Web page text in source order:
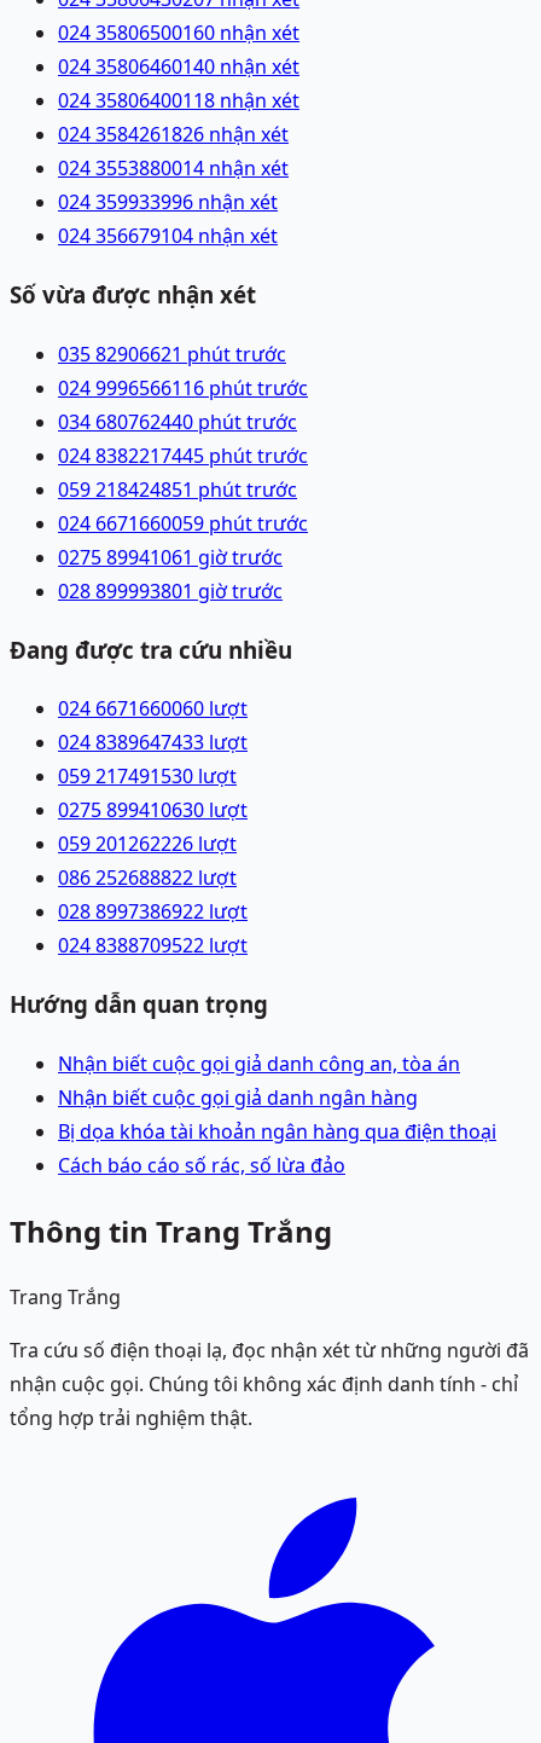
024 35806500160 nhận xét
024 35806460140 nhận xét
024 35806400118 nhận xét
024 3584261826 nhận xét
024 3553880014 nhận xét
024 359933996 nhận xét
024 356679104 nhận xét
Số vừa được nhận xét
035 82906621 phút trước
024 9996566116 phút trước
034 680762440 phút trước
024 8382217445 phút trước
059 218424851 phút trước
024 6671660059 phút trước
0275 89941061 giờ trước
028 899993801 giờ trước
Đang được tra cứu nhiều
024 6671660060 lượt
024 8389647433 lượt
059 217491530 lượt
0275 899410630 lượt
059 201262226 lượt
086 252688822 lượt
028 8997386922 lượt
024 8388709522 lượt
Hướng dẫn quan trọng
Nhận biết cuộc gọi giả danh công an, tòa án
Nhận biết cuộc gọi giả danh ngân hàng
Bị dọa khóa tài khoản ngân hàng qua điện thoại
Cách báo cáo số rác, số lừa đảo
Thông tin Trang Trắng
Trang Trắng
Tra cứu số điện thoại lạ, đọc nhận xét từ những người đã
nhận cuộc gọi. Chúng tôi không xác định danh tính - chỉ
tổng hợp trải nghiệm thật.